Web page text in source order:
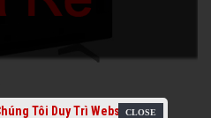
Tôi Duy Trì Website